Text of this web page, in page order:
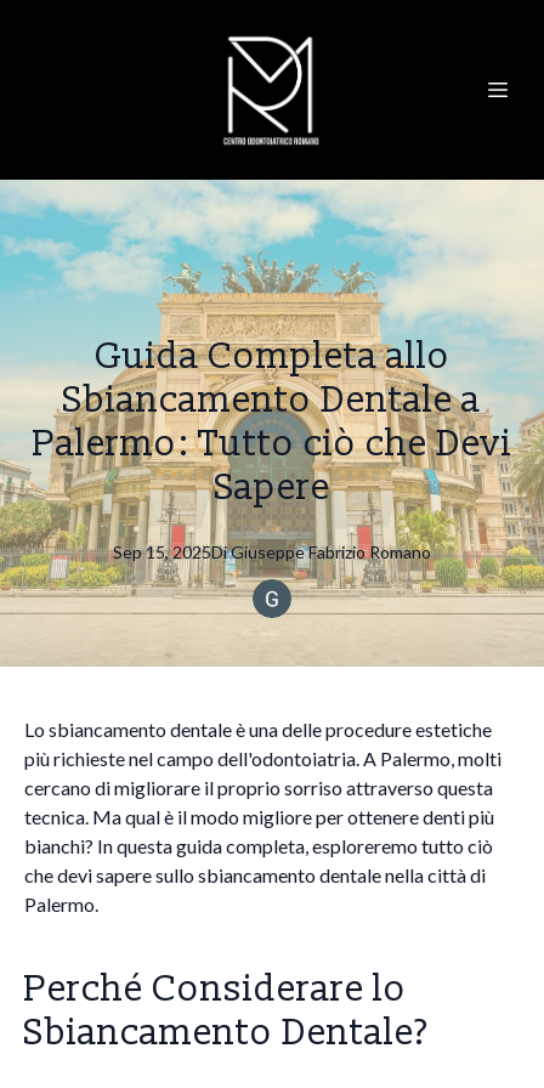
Guida Completa allo
Sbiancamento Dentale a
Palermo: Tutto ciò che Devi
Sapere
Sep 15, 2025DiGiuseppe FabrizioRomano
Lo sbiancamento dentale è una delle procedure estetiche
più richieste nel campo dell'odontoiatria. A Palermo, molti
cercano di migliorare il proprio sorriso attraverso questa
tecnica. Ma qual è il modo migliore per ottenere denti più
bianchi? In questa guida completa, esploreremo tutto ciò
che devi sapere sullo sbiancamento dentale nella città di
Palermo.
Perché Considerare lo
Sbiancamento Dentale?